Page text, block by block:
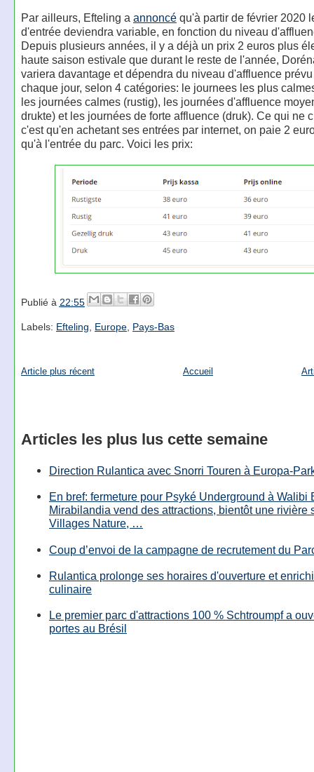
Par ailleurs, Efteling a annoncéqu'à partir de février 2020
d'entrée deviendra variable, en fonction du niveau
Depuis plusieurs années, il y a déjà un prix 2 euros plus
haute saison estivale que durant le reste de l'année,
variera davantage et dépendra du niveau d'affluence
chaque jour, selon 4 catégories: le journees les plus
les journées calmes (rustig), les journées d'affluence
drukte) et les journées de forte affluence (druk). Ce qui ne
c'est qu'en achetant ses entrées par internet, on paie 2
qu'à l'entrée du parc. Voici les prix:
Publié à 22:55
Labels: Efteling Europe, Pays-Bas
Article plus récent Accueil
Articles les plus lus cette semaine
Direction Rulantica avec Snorri Touren à Europa-
En bref: fermeture pour Psyké Underground à Walibi
Mirabilandia vend des attractions, bientôt une rivière
Villages Nature, …
Coup d’envoi de la campagne de recrutement du
Rulantica prolonge ses horaires d'ouverture et
culinaire
Le premier parc d'attractions 100 % Schtroumpf a
portes au Brésil